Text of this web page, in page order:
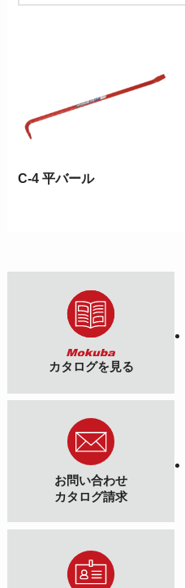
C-4 平バール
カタログを見る
お問い合わせ
カタログ請求